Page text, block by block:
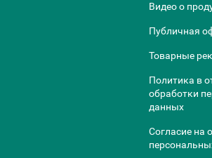
Видео о
Публичная
Товарные
Политика в
обработки
данных
Согласие на